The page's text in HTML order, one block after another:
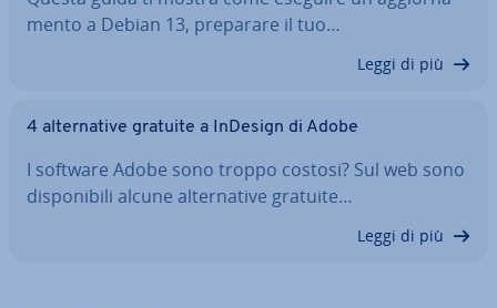
men­to a Debian 13, preparare il tuo…
Leggi di più
4 al­ter­na­ti­ve gratuite a InDesign di Adobe
I software Adobe sono troppo costosi? Sul web sono
di­spo­ni­bi­li alcune al­ter­na­ti­ve gratuite…
Leggi di più